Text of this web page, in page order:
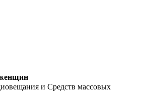
и Средств массовых